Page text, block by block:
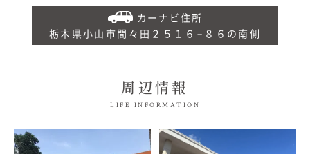
カーナビ住所
栃木県小山市間々田２５１６−８６の南側
周辺情報
LIFE INFORMATION